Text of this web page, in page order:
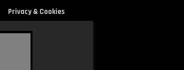
Privacy & Cookies